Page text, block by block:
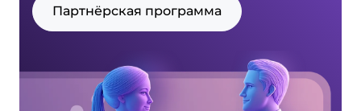
Партнёрская программа